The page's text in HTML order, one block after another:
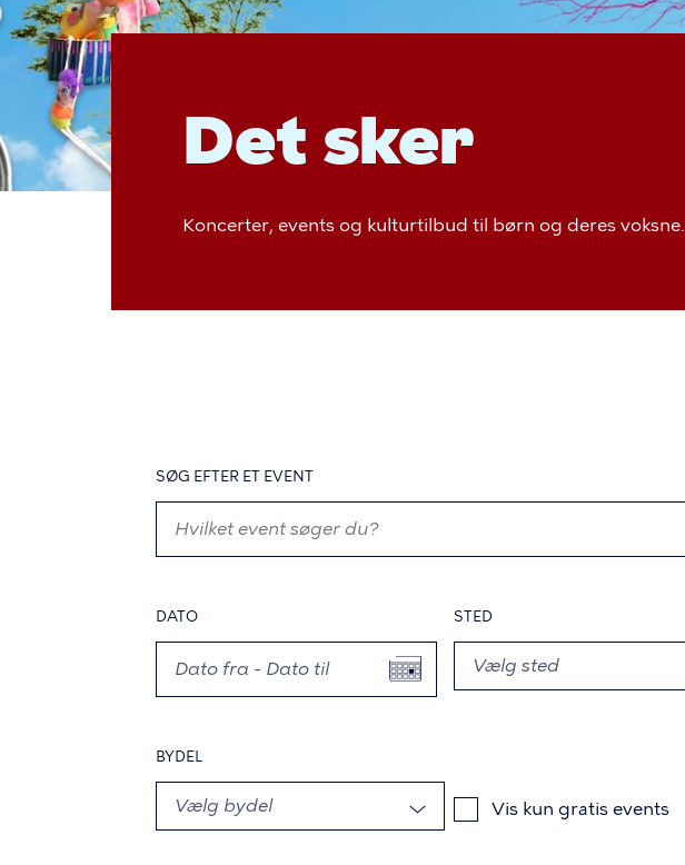
Det sker
Koncerter, events og kulturtilbud til børn og deres voksne.
SØG EFTER ET EVENT
DATO STED
BYDEL
Vis kun gratis events